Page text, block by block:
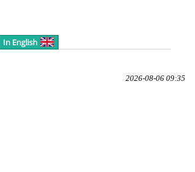
In English
2026-08-06 09:35